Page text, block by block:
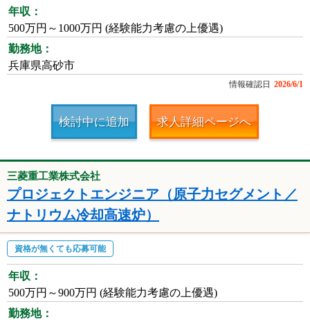
年収：
500万円～1000万円 (経験能力考慮の上優遇)
勤務地：
兵庫県高砂市
情報確認日 2026/6/1
検討中に追加 求人詳細ページへ
三菱重工業株式会社
プロジェクトエンジニア（原子力セグメント／
ナトリウム冷却高速炉）
資格が無くても応募可能
年収：
500万円～900万円 (経験能力考慮の上優遇)
勤務地：